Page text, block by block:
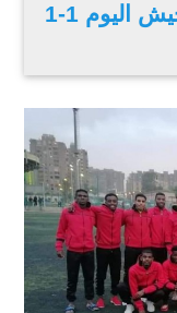
اسوان 99 يتعادل مع طلائع الجيش اليوم 1-1